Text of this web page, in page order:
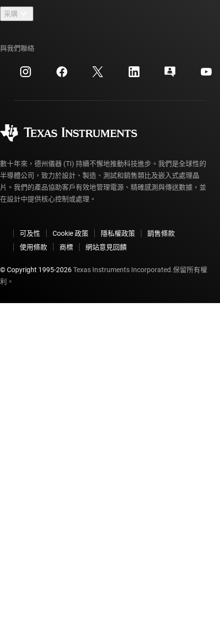
新聞室
活動
投資人關系
TI E2E™ 設計支援論壇
交互參考搜索
客戶支援中心
myTI 帳戶常見問題解答
采購
訂購 FAQ
與我們聯絡
數十年來，德州儀器 (TI) 持續不懈地推動科技進步。我們是全球性的
半導體公司，致力於設計、製造、測試和銷售類比及嵌入式處理晶
片。我們的產品協助客戶有效地管理電源、精確感測與傳送數據，並
在設計中提供核心控制或處理。
可及性 Cookie 政策 隱私權政策
銷售條款
使用條款
商標 網站意見回饋
© Copyright 1995-2026Texas Instruments Incorporated.保留所有權
利。